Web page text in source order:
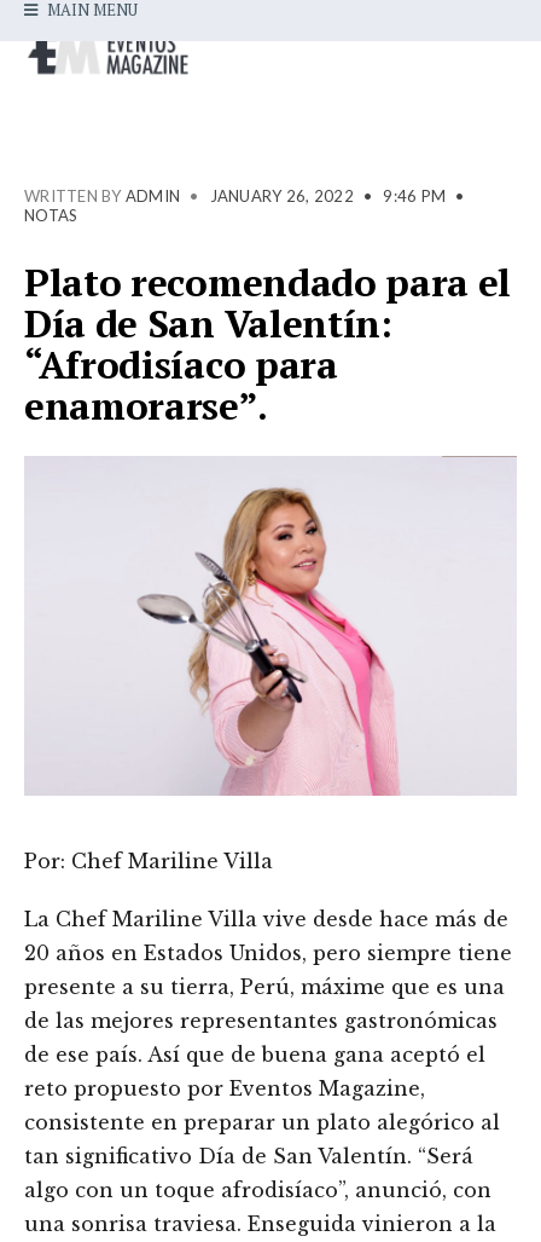
MAIN MENU
WRITTEN BY ADMIN • JANUARY 26, 2022 • 9:46 PM
•
NOTAS
Plato recomendado para el
Día de San Valentín:
“Afrodisíaco para
enamorarse”.
Por: Chef Mariline Villa
La Chef Mariline Villa vive desde hace más de
20 años en Estados Unidos, pero siempre tiene
presente a su tierra, Perú, máxime que es una
de las mejores representantes gastronómicas
de ese país. Así que de buena gana aceptó el
reto propuesto por Eventos Magazine,
consistente en preparar un plato alegórico al
tan significativo Día de San Valentín. “Será
algo con un toque afrodisíaco”, anunció, con
una sonrisa traviesa. Enseguida vinieron a la